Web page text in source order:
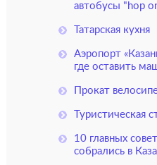
автобусы "hop
Татарская кухня
Аэропорт
где оставить
Прокат
Туристическая
10 главных
собрались в